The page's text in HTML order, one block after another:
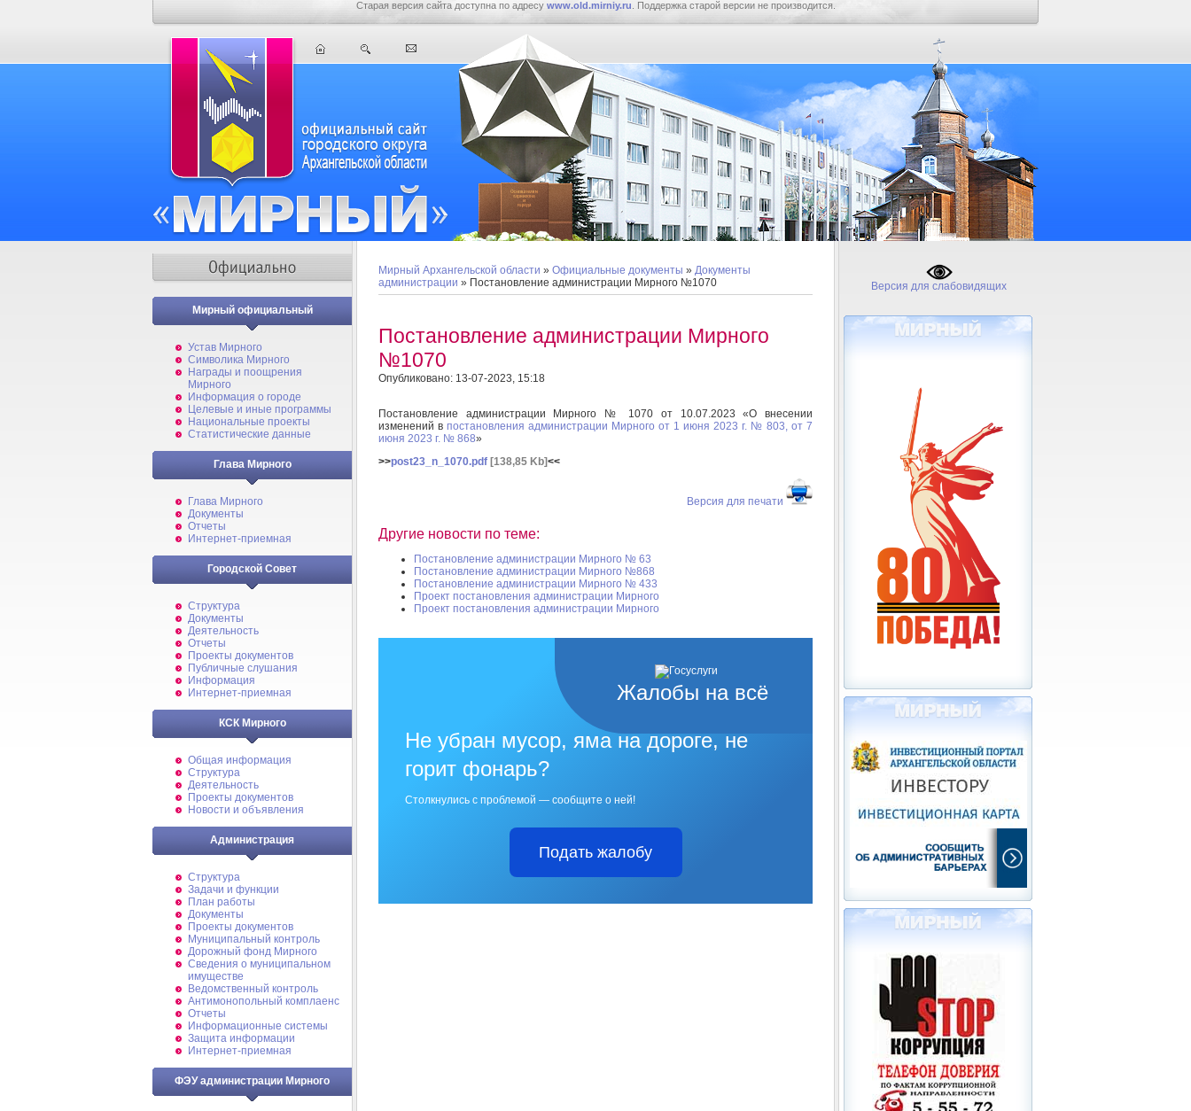
Старая версия сайта доступна по адресу www.old.mirniy.ru . Поддержка старой версии не производится.
Мирный официальный
Устав Мирного
Символика Мирного
Награды и поощрения
Мирного
Информация о городе
Целевые и иные программы
Национальные проекты
Статистические данные
Глава Мирного
Глава Мирного
Документы
Отчеты
Интернет-приемная
Городской Совет
Структура
Документы
Деятельность
Отчеты
Проекты документов
Публичные слушания
Информация
Интернет-приемная
КСК Мирного
Общая информация
Структура
Деятельность
Проекты документов
Новости и объявления
Администрация
Структура
Задачи и функции
План работы
Документы
Проекты документов
Муниципальный контроль
Дорожный фонд Мирного
Cведения о муниципальном
имуществе
Ведомственный контроль
Антимонопольный комплаенс
Отчеты
Информационные системы
Защита информации
Интернет-приемная
ФЭУ администрации Мирного
Мирный Архангельской области » Официальные документы » Документы
администрации » Постановление администрации Мирного №1070
Постановление администрации Мирного
№1070
Опубликовано: 13-07-2023, 15:18
Постановление администрации Мирного № 1070 от 10.07.2023 «О внесении
изменений в постановления администрации Мирного от 1 июня 2023 г. № 803, от 7
июня 2023 г. № 868»
>>post23_n_1070.pdf [138,85 Kb]<<
Версия для печати
Другие новости по теме:
Постановление администрации Мирного № 63
Постановление администрации Мирного №868
Постановление администрации Мирного № 433
Проект постановления администрации Мирного
Проект постановления администрации Мирного
Жалобы на всё
Не убран мусор, яма на дороге, не
горит фонарь?
Столкнулись с проблемой — сообщите о ней!
Подать жалобу
Версия для слабовидящих